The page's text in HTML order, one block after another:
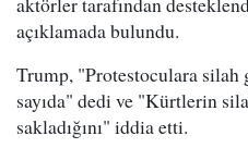
açıklamada bulundu.
Trump, "Protestoculara silah
sayıda" dedi ve "Kürtlerin
sakladığını" iddia etti.